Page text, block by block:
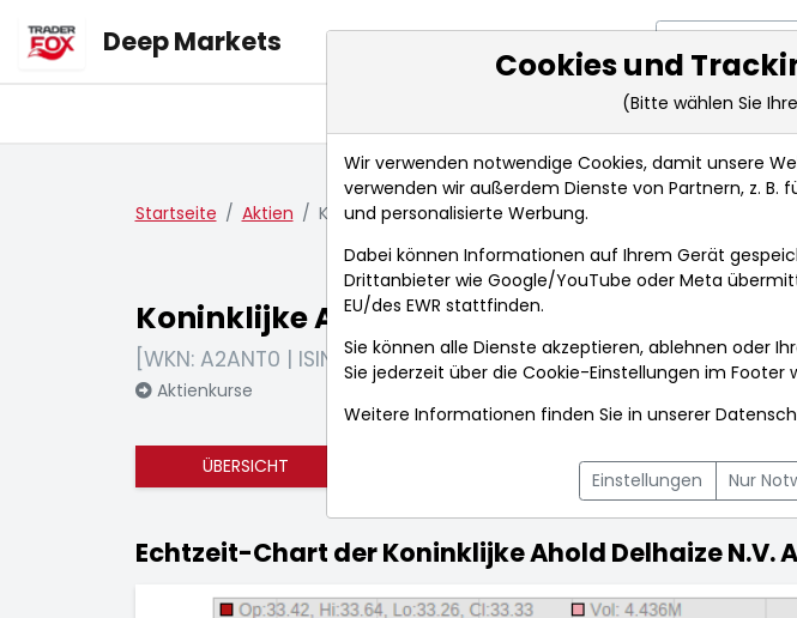
Deep Markets
Markt-Analysen Market Tools
Startseite Aktien Koninklijke Ahold Delhaize N.V.
Koninklijke Ahold Delhaize N.V.
[WKN: A2ANT0 | ISIN: NL0011794037]
Aktienkurse
ÜBERSICHT NACHRICHTEN
Echtzeit-Chart der Koninklijke Ahold Delhaize N.V.
Cookies und
(Bitte wählen Sie
Wir verwenden notwendige Cookies, damit unsere
verwenden wir außerdem Dienste von Partnern, z.
und personalisierte Werbung.
Dabei können Informationen auf Ihrem Gerät
Drittanbieter wie Google/YouTube oder Meta
EU/des EWR stattfinden.
Sie können alle Dienste akzeptieren, ablehnen oder
Sie jederzeit über die Cookie-Einstellungen im Footer
Weitere Informationen finden Sie in unserer
Einstellungen Nur